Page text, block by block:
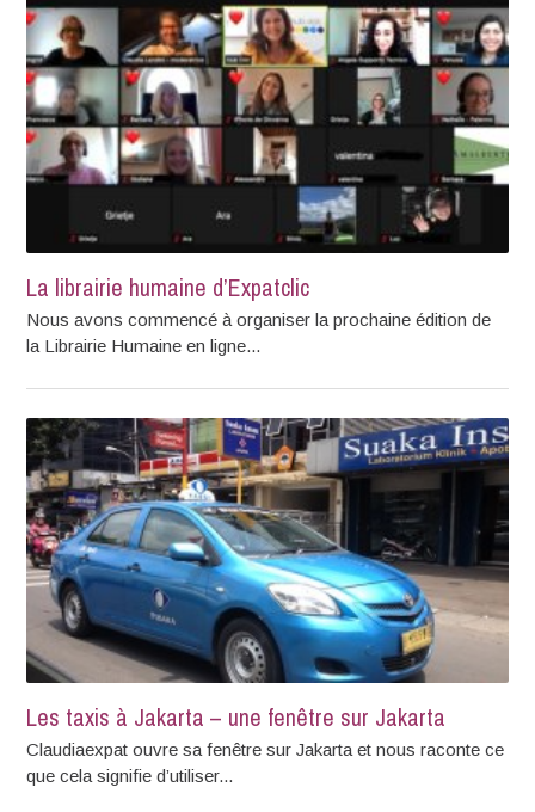
La librairie humaine d’Expatclic
Nous avons commencé à organiser la prochaine édition de
la Librairie Humaine en ligne...
Les taxis à Jakarta – une fenêtre sur Jakarta
Claudiaexpat ouvre sa fenêtre sur Jakarta et nous raconte ce
que cela signifie d’utiliser...